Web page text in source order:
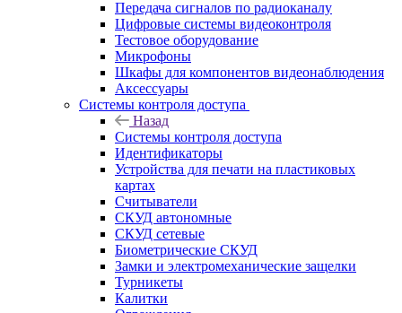
Передача сигналов по радиоканалу
Цифровые системы видеоконтроля
Тестовое оборудование
Микрофоны
Шкафы для компонентов видеонаблюдения
Аксессуары
Системы контроля доступа
Назад
Системы контроля доступа
Идентификаторы
Устройства для печати на пластиковых
картах
Считыватели
СКУД автономные
СКУД сетевые
Биометрические СКУД
Замки и электромеханические защелки
Турникеты
Калитки